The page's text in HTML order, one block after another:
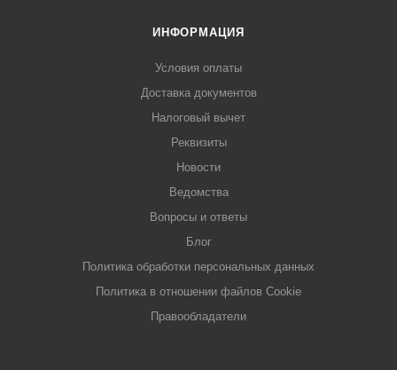
ИНФОРМАЦИЯ
Условия оплаты
Доставка документов
Налоговый вычет
Реквизиты
Новости
Ведомства
Вопросы и ответы
Блог
Политика обработки персональных данных
Политика в отношении файлов Cookie
Правообладатели